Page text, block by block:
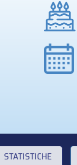
STATISTICHE